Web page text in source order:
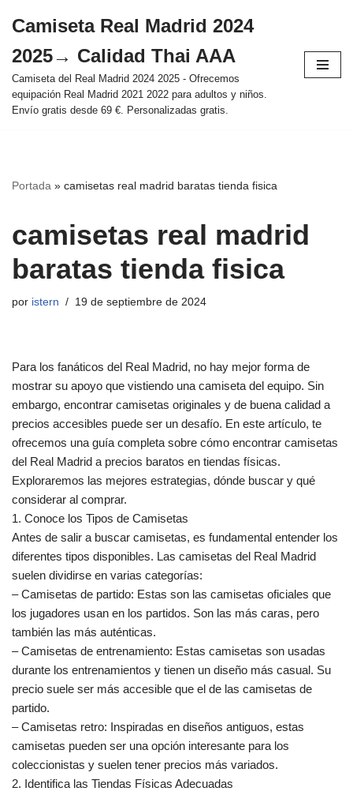
al
contenido
Camiseta Real Madrid 2024
2025→ Calidad Thai AAA
Camiseta del Real Madrid 2024 2025 - Ofrecemos
equipación Real Madrid 2021 2022 para adultos y niños.
Envío gratis desde 69 €. Personalizadas gratis.
Portada » camisetas real madrid baratas tienda fisica
camisetas real madrid
baratas tienda fisica
por istern 19 de septiembre de 2024
Para los fanáticos del Real Madrid, no hay mejor forma de
mostrar su apoyo que vistiendo una camiseta del equipo. Sin
embargo, encontrar camisetas originales y de buena calidad a
precios accesibles puede ser un desafío. En este artículo, te
ofrecemos una guía completa sobre cómo encontrar camisetas
del Real Madrid a precios baratos en tiendas físicas.
Exploraremos las mejores estrategias, dónde buscar y qué
considerar al comprar.
1. Conoce los Tipos de Camisetas
Antes de salir a buscar camisetas, es fundamental entender los
diferentes tipos disponibles. Las camisetas del Real Madrid
suelen dividirse en varias categorías:
– Camisetas de partido: Estas son las camisetas oficiales que
los jugadores usan en los partidos. Son las más caras, pero
también las más auténticas.
– Camisetas de entrenamiento: Estas camisetas son usadas
durante los entrenamientos y tienen un diseño más casual. Su
precio suele ser más accesible que el de las camisetas de
partido.
– Camisetas retro: Inspiradas en diseños antiguos, estas
camisetas pueden ser una opción interesante para los
coleccionistas y suelen tener precios más variados.
2. Identifica las Tiendas Físicas Adecuadas